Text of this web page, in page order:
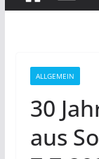
ALLGEMEIN
30
aus